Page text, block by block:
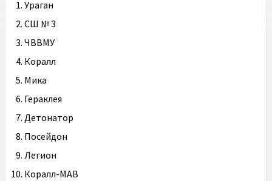
Ураган
СШ № 3
ЧВВМУ
Коралл
Мика
Гераклея
Детонатор
Посейдон
Легион
Коралл-МАВ